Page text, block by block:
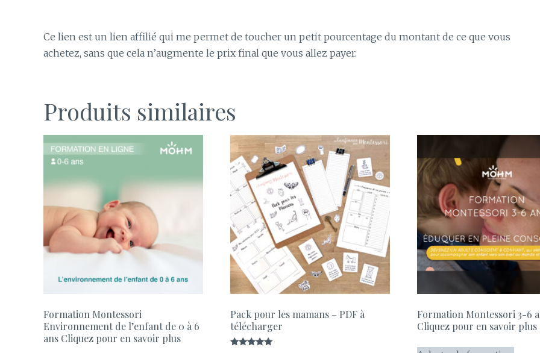
Ce lien est un lien affilié qui me permet de toucher un petit pourcentage du montant de ce que vous
achetez, sans que cela n’augmente le prix final que vous allez payer.
Produits similaires
Formation Montessori
Environnement de l’enfant de 0 à 6
ans Cliquez pour en savoir plus
Pack pour les mamans – PDF à
télécharger
Formation Montessori 3-6
Cliquez pour en savoir plus